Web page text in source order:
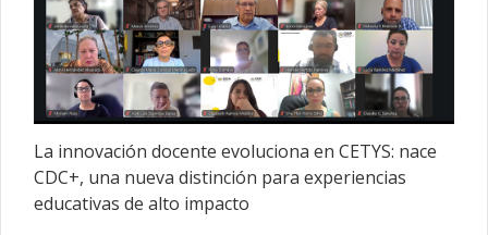
La innovación docente evoluciona en CETYS: nace
CDC+, una nueva distinción para experiencias
educativas de alto impacto